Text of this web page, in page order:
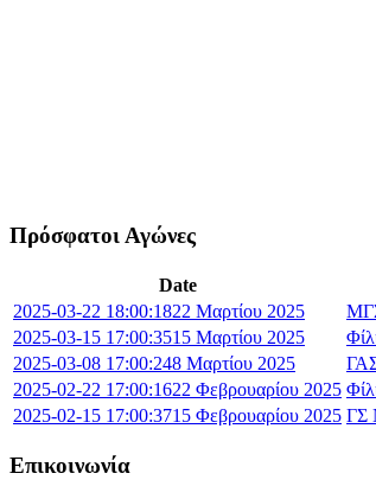
Πρόσφατοι Αγώνες
Date
2025-03-22 18:00:1822 Μαρτίου 2025
2025-03-15 17:00:3515 Μαρτίου 2025
2025-03-08 17:00:248 Μαρτίου 2025
2025-02-22 17:00:1622 Φεβρουαρίου 2025
2025-02-15 17:00:3715 Φεβρουαρίου 2025 ΓΣ
Επικοινωνία